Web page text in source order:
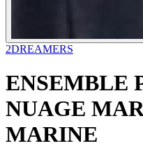
2DREAMERS
ENSEMBLE
NUAGE
MARINE